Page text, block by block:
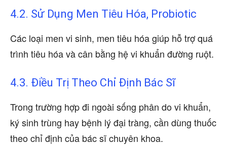
4.2. Sử Dụng Men Tiêu Hóa, Probiotic
Các loại men vi sinh, men tiêu hóa giúp hỗ trợ quá
trình tiêu hóa và cân bằng hệ vi khuẩn đường ruột.
4.3. Điều Trị Theo Chỉ Định Bác Sĩ
Trong trường hợp đi ngoài sống phân do vi khuẩn,
ký sinh trùng hay bệnh lý đại tràng, cần dùng thuốc
theo chỉ định của bác sĩ chuyên khoa.